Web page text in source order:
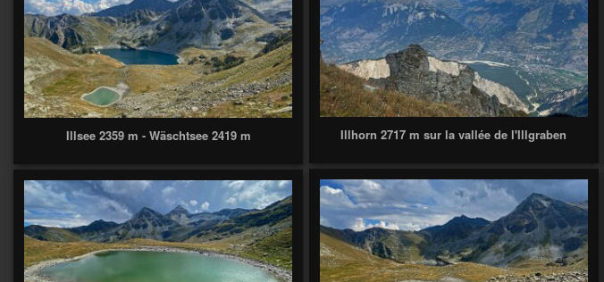
Illhorn 2717 m sur la vallée de l'Illgraben
Illsee 2359 m - Wäschtsee 2419 m